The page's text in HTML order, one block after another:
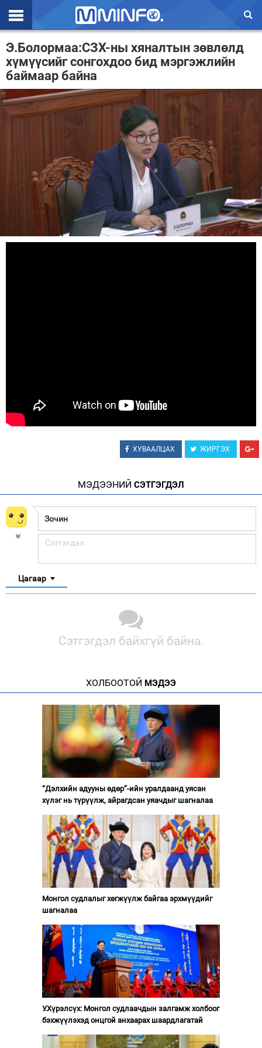
Эхлэл
Цаг агаар
Валют ханш
Улс төр
Э.Болормаа:СЗХ-ны хяналтын зөвлөлд
хүмүүсийг сонгохдоо бид мэргэжлийн
баймаар байна
ХУВААЛЦАХ ЖИРГЭХ
МЭДЭЭНИЙ СЭТГЭГДЭЛ
Цагаар
Сэтгэгдэл байхгүй байна.
ХОЛБООТОЙ МЭДЭЭ
“Дэлхийн адууны өдөр”-ийн уралдаанд уясан
хүлэг нь түрүүлж, айрагдсан уяачдыг шагналаа
Монгол судлалыг хөгжүүлж байгаа эрхмүүдийг
шагналаа
У.Хүрэлсүх: Монгол судлаачдын залгамж холбоог
бэхжүүлэхэд онцгой анхаарах шаардлагатай